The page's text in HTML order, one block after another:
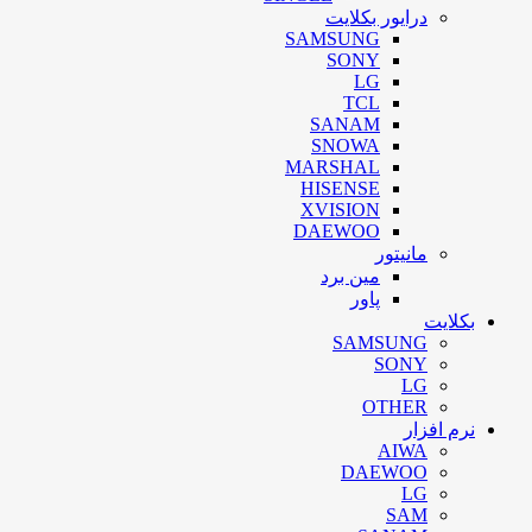
درایور بکلایت
SAMSUNG
SONY
LG
TCL
SANAM
SNOWA
MARSHAL
HISENSE
XVISION
DAEWOO
مانیتور
مین برد
پاور
بکلایت
SAMSUNG
SONY
LG
OTHER
نرم افزار
AIWA
DAEWOO
LG
SAM